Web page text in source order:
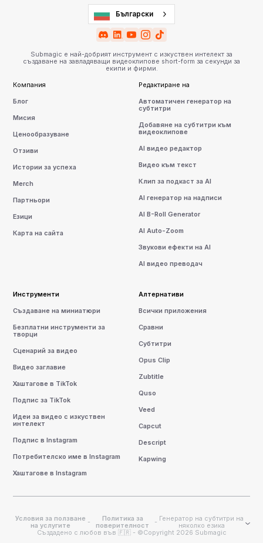
Български
Submagic е най-добрият инструмент с изкуствен интелект за
създаване на завладяващи видеоклипове short-form за секунди за
екипи и фирми.
Компания
Блог
Мисия
Ценообразуване
Отзиви
Истории за успеха
Merch
Партньори
Езици
Карта на сайта
Редактиране на
Автоматичен генератор на
субтитри
Добавяне на субтитри към
видеоклипове
AI видео редактор
Видео към текст
Клип за подкаст за AI
AI генератор на надписи
AI B-Roll Generator
AI Auto-Zoom
Звукови ефекти на AI
AI видео преводач
Инструменти
Създаване на миниатюри
Безплатни инструменти за
творци
Сценарий за видео
Видео заглавие
Хаштагове в TikTok
Подпис за TikTok
Идеи за видео с изкуствен
интелект
Подпис в Instagram
Потребителско име в Instagram
Хаштагове в Instagram
Алтернативи
Всички приложения
Сравни
Субтитри
Opus Clip
Zubtitle
Quso
Veed
Capcut
Descript
Kapwing
Условия за ползване
на услугите
-
Политика за
поверителност
- Генератор на субтитри на
няколко езика
Създадено с любов във 🇫🇷 - ©Copyright 2026 Submagic